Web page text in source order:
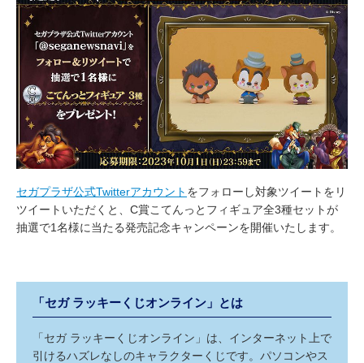
セガプラザ公式Twitterアカウント をフォローし対象ツイートをリ
ツイートいただくと、C賞こてんっとフィギュア全3種セットが
抽選で1名様に当たる発売記念キャンペーンを開催いたします。
「セガ ラッキーくじオンライン」とは
「セガ ラッキーくじオンライン」は、インターネット上で
引けるハズレなしのキャラクターくじです。パソコンやス